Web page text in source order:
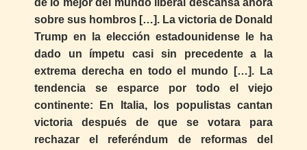
de lo mejor del mundo liberal descansa ahora
sobre sus hombros […]. La victoria de Donald
Trump en la elección estadounidense le ha
dado un ímpetu casi sin precedente a la
extrema derecha en todo el mundo […]. La
tendencia se esparce por todo el viejo
continente: En Italia, los populistas cantan
victoria después de que se votara para
rechazar el referéndum de reformas del